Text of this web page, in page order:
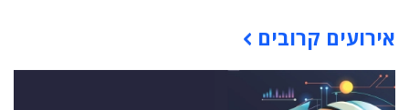
אירועים קרובים